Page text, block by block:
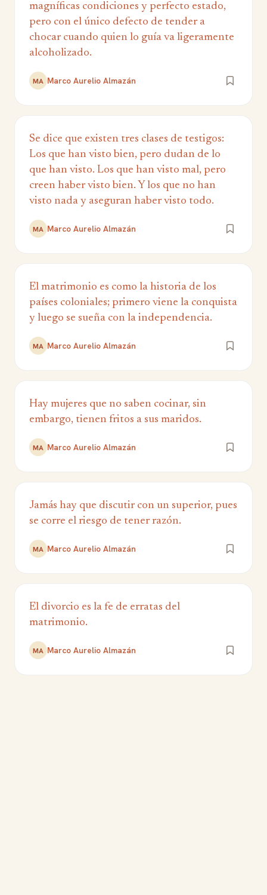
magníficas condiciones y perfecto estado,
pero con el único defecto de tender a
chocar cuando quien lo guía va ligeramente
alcoholizado.
MA Marco Aurelio Almazán
Se dice que existen tres clases de testigos:
Los que han visto bien, pero dudan de lo
que han visto. Los que han visto mal, pero
creen haber visto bien. Y los que no han
visto nada y aseguran haber visto todo.
MA Marco Aurelio Almazán
El matrimonio es como la historia de los
países coloniales; primero viene la conquista
y luego se sueña con la independencia.
MA Marco Aurelio Almazán
Hay mujeres que no saben cocinar, sin
embargo, tienen fritos a sus maridos.
MA Marco Aurelio Almazán
Jamás hay que discutir con un superior, pues
se corre el riesgo de tener razón.
MA Marco Aurelio Almazán
El divorcio es la fe de erratas del
matrimonio.
MA Marco Aurelio Almazán